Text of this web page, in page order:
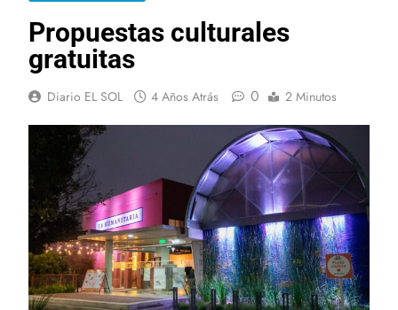
Propuestas culturales
gratuitas
Diario EL SOL 4 Años Atrás 0 2 Minutos